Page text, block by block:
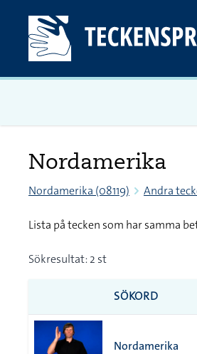
Nordamerika
Nordamerika (08119) Andra
Lista på tecken som har samma
Sökresultat: 2 st
SÖKORD
Nordamerika